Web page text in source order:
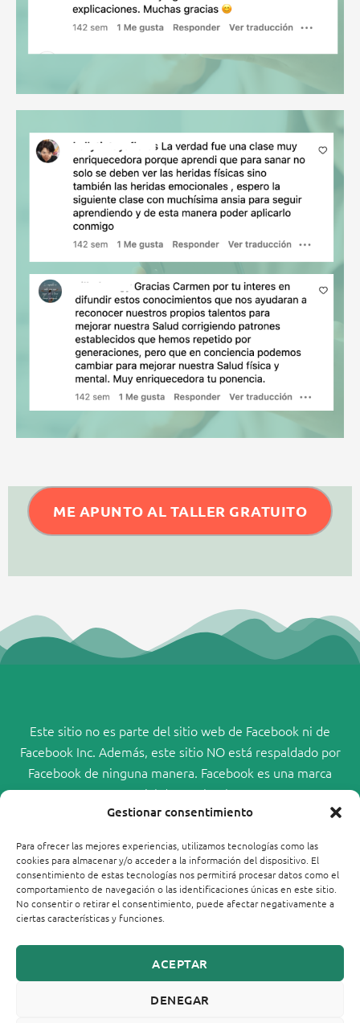
Gestionar consentimiento
Para ofrecer las mejores experiencias, utilizamos tecnologías como las
cookies para almacenar y/o acceder a la información del dispositivo. El
consentimiento de estas tecnologías nos permitirá procesar datos como el
comportamiento de navegación o las identificaciones únicas en este sitio.
No consentir o retirar el consentimiento, puede afectar negativamente a
ciertas características y funciones.
ACEPTAR
DENEGAR
ME APUNTO AL TALLER GRATUITO
Este sitio no es parte del sitio web de Facebook ni de
Facebook Inc. Además, este sitio NO está respaldado por
Facebook de ninguna manera. Facebook es una marca
comercial de Facebook, Inc.